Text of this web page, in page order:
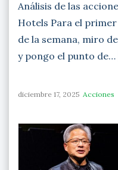
Análisis de las
Hotels Para el
de la semana, miro
y pongo el punto de…
diciembre 17, 2025 Acciones